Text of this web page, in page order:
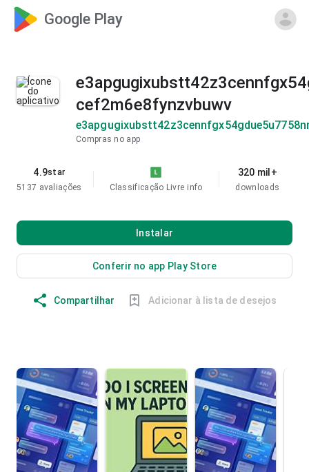
Google Play
cef2m6e8fynzvbuwv
Compras no app
4.9star
5137 avaliações
Classificação Livre info
320 mil+
downloads
Instalar
Conferir no app Play Store
Compartilhar Adicionar à lista de desejos